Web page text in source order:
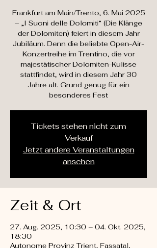
Frankfurt am Main/Trento, 6. Mai 2025
– „I Suoni delle Dolomiti“ (Die Klänge
der Dolomiten) feiert in diesem Jahr
Jubiläum. Denn die beliebte Open-Air-
Konzertreihe im Trentino, die vor
majestätischer Dolomiten-Kulisse
stattfindet, wird in diesem Jahr 30
Jahre alt. Grund genug für ein
besonderes Fest
Tickets stehen nicht zum
Verkauf
Jetzt andere Veranstaltungen
ansehen
Zeit & Ort
27. Aug. 2025, 10:30 – 04. Okt. 2025,
18:30
Autonome Provinz Trient, Fassatal,